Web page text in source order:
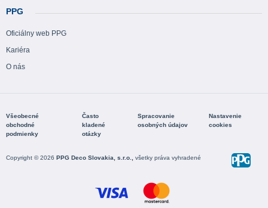
PPG
Oficiálny web PPG
Kariéra
O nás
Všeobecné
obchodné
podmienky
Často
kladené
otázky
Spracovanie
osobných údajov
Nastavenie
cookies
Copyright © 2026 PPG Deco Slovakia, s.r.o., všetky práva vyhradené